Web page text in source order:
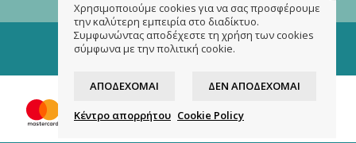
Copyright 2026 ©doubletrouble.gr
Designed & developed by
Χρησιμοποιούμε cookies για να σας προσφέρουμε
την καλύτερη εμπειρία στο διαδίκτυο.
Συμφωνώντας αποδέχεστε τη χρήση των cookies
σύμφωνα με την πολιτική cookie.
ΑΠΟΔΈΧΟΜΑΙ ΔΕΝ ΑΠΟΔΈΧΟΜΑΙ
Κέντρο απορρήτου Cookie Policy